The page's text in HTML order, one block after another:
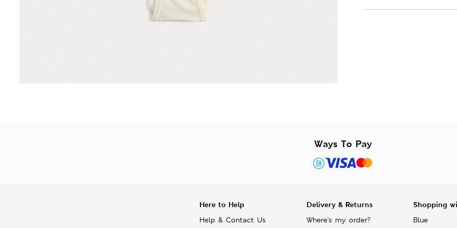
Ways To Pay
Here to Help
Help & Contact Us
Delivery & Returns
Where's my order?
Shopping
Blue